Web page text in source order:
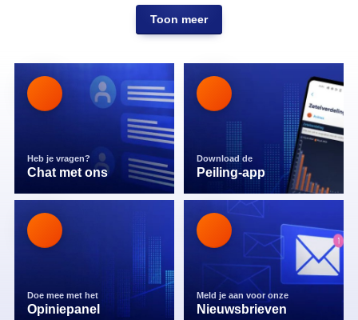
Toon meer
Heb je vragen?
Chat met ons
Download de
Peiling-app
Doe mee met het
Opiniepanel
Meld je aan voor onze
Nieuwsbrieven